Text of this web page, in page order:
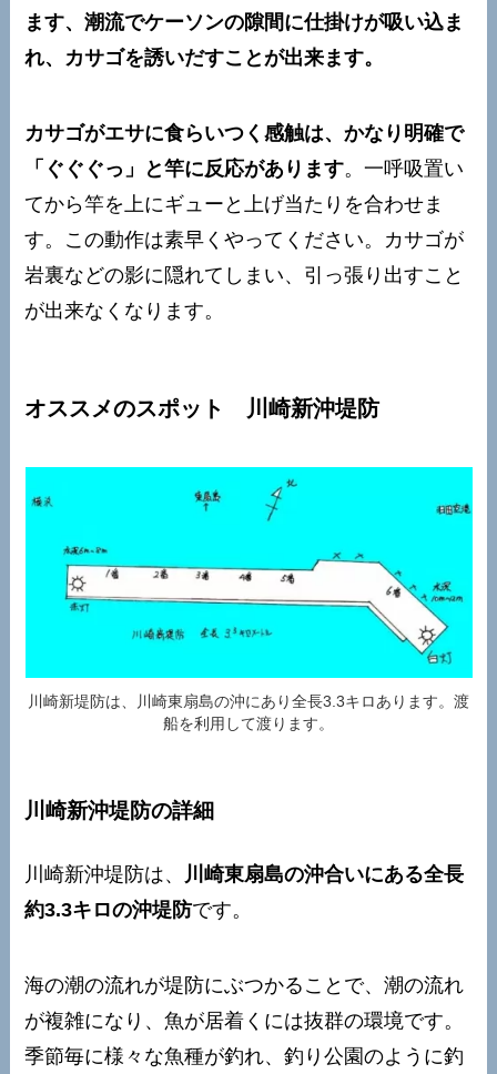
ます、潮流でケーソンの隙間に仕掛けが吸い込ま
れ、カサゴを誘いだすことが出来ます。
カサゴがエサに食らいつく感触は、かなり明確で
「ぐぐぐっ」と竿に反応があります。一呼吸置い
てから竿を上にギューと上げ当たりを合わせま
す。この動作は素早くやってください。カサゴが
岩裏などの影に隠れてしまい、引っ張り出すこと
が出来なくなります。
オススメのスポット 川崎新沖堤防
川崎新堤防は、川崎東扇島の沖にあり全長3.3キロあります。渡
船を利用して渡ります。
川崎新沖堤防の詳細
川崎新沖堤防は、 川崎東扇島の沖合いにある全長
約3.3キロの沖堤防です。
海の潮の流れが堤防にぶつかることで、潮の流れ
が複雑になり、魚が居着くには抜群の環境です。
季節毎に様々な魚種が釣れ、釣り公園のように釣